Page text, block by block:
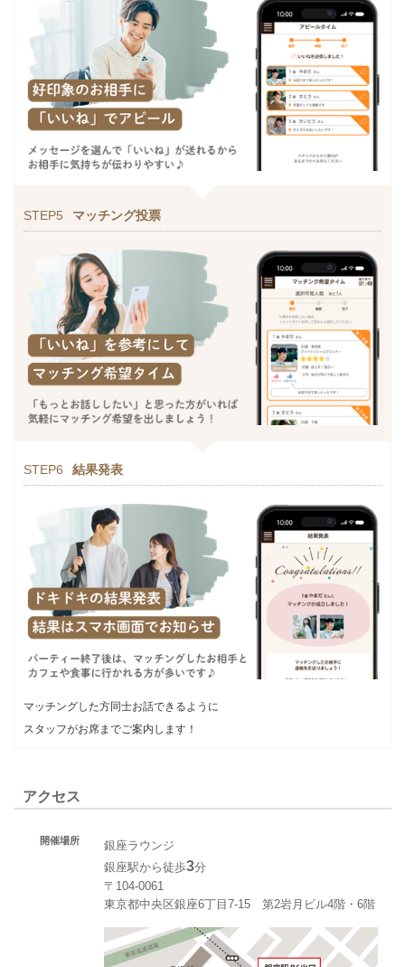
STEP5 マッチング投票
STEP6 結果発表
マッチングした方同士お話できるように
スタッフがお席までご案内します！
アクセス
開催場所
銀座ラウンジ
銀座駅から徒歩3分
〒104-0061
東京都中央区銀座6丁目7-15 第2岩月ビル4階・6階